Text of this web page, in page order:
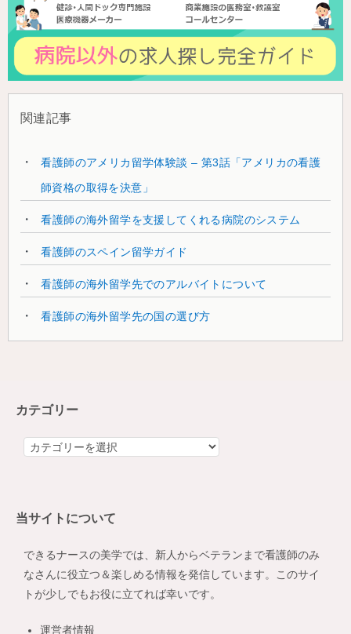
関連記事
看護師のアメリカ留学体験談 – 第3話「アメリカの看護
師資格の取得を決意」
看護師の海外留学を支援してくれる病院のシステム
看護師のスペイン留学ガイド
看護師の海外留学先でのアルバイトについて
看護師の海外留学先の国の選び方
カテゴリー
カ
ー
当サイトについて
できるナースの美学では、新人からベテランまで看護師のみ
なさんに役立つ＆楽しめる情報を発信しています。このサイ
トが少しでもお役に立てれば幸いです。
運営者情報